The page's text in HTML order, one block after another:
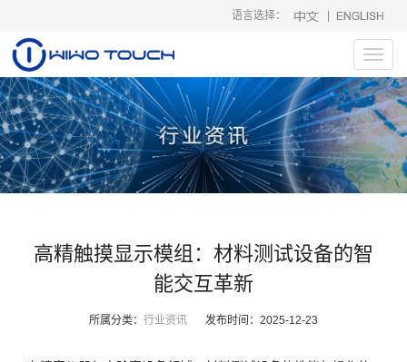
语言选择：
高精触摸显示模组：材料测试设备的智
能交互革新
所属分类： 行业资讯 发布时间： 2025-12-23